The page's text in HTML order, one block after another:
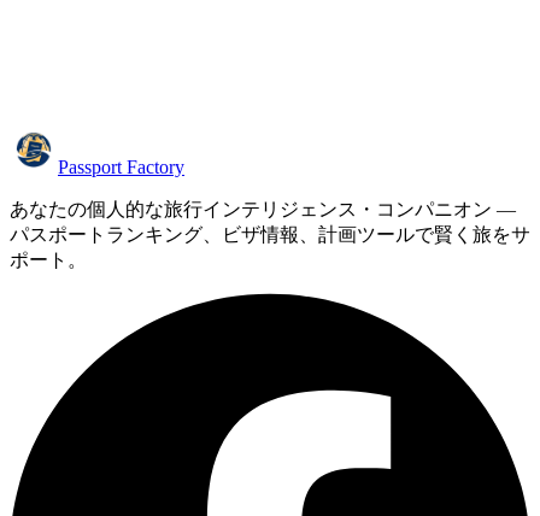
Passport Factory
あなたの個人的な旅行インテリジェンス・コンパニオン —
パスポートランキング、ビザ情報、計画ツールで賢く旅をサ
ポート。